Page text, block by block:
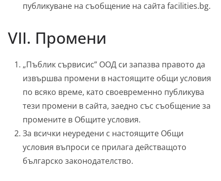
публикуване на съобщение на сайта facilities.bg.
VII. Промени
„Пъблик сървисис” ООД си запазва правото да
извършва промени в настоящите общи условия
по всяко време, като своевременно публикува
тези промени в сайта, заедно със съобщение за
промените в Общите условия.
За всички неуредени с настоящите Общи
условия въпроси се прилага действащото
българско законодателство.